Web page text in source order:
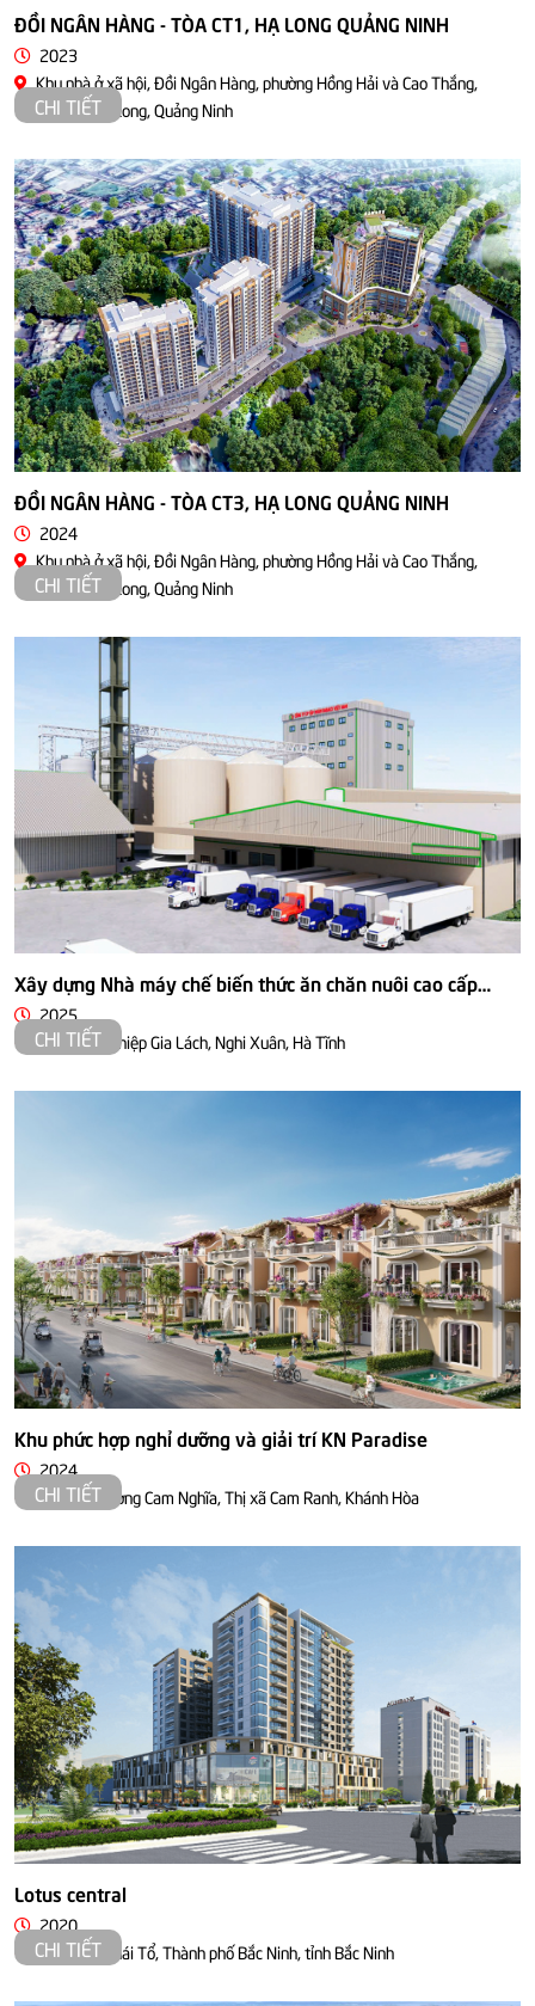
ĐỒI NGÂN HÀNG - TÒA CT1, HẠ LONG QUẢNG NINH
2023
Khu nhà ở xã hội, Đồi Ngân Hàng, phường Hồng Hải và Cao Thắng,
Thành Phố Hạ Long, Quảng Ninh
CHI TIẾT
ĐỒI NGÂN HÀNG - TÒA CT3, HẠ LONG QUẢNG NINH
2024
Khu nhà ở xã hội, Đồi Ngân Hàng, phường Hồng Hải và Cao Thắng,
Thành Phố Hạ Long, Quảng Ninh
CHI TIẾT
Xây dựng Nhà máy chế biến thức ăn chăn nuôi cao cấp
Nutreco Hà Tĩnh
2025
Khu công nghiệp Gia Lách, Nghi Xuân, Hà Tĩnh
CHI TIẾT
Khu phức hợp nghỉ dưỡng và giải trí KN Paradise
2024
Bãi Dài, phường Cam Nghĩa, Thị xã Cam Ranh, Khánh Hòa
CHI TIẾT
Lotus central
2020
Đường Lý Thái Tổ, Thành phố Bắc Ninh, tỉnh Bắc Ninh
CHI TIẾT